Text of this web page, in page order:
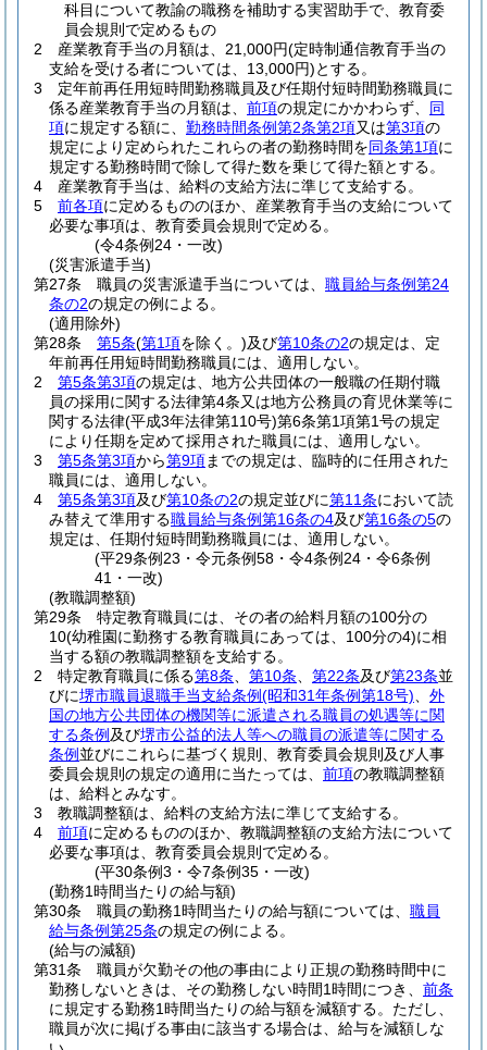
科目について教諭の職務を補助する実習助手で、教育委
員会規則で定めるもの
2
産業教育手当の月額は、21,000円(定時制通信教育手当の
支給を受ける者については、13,000円)とする。
3
定年前再任用短時間勤務職員及び任期付短時間勤務職員に
係る産業教育手当の月額は、 前項の規定にかかわらず、 同
項に規定する額に、 勤務時間条例第2条第2項又は第3項の
規定により定められたこれらの者の勤務時間を同条第1項に
規定する勤務時間で除して得た数を乗じて得た額とする。
4
産業教育手当は、給料の支給方法に準じて支給する。
5
前各項に定めるもののほか、産業教育手当の支給について
必要な事項は、教育委員会規則で定める。
(令4条例24・一改)
(災害派遣手当)
第27条
職員の災害派遣手当については、 職員給与条例第24
条の2の規定の例による。
(適用除外)
第28条
第5条(第1項を除く。)及び第10条の2の規定は、定
年前再任用短時間勤務職員には、適用しない。
2
第5条第3項の規定は、地方公共団体の一般職の任期付職
員の採用に関する法律第4条又は地方公務員の育児休業等に
関する法律(平成3年法律第110号)第6条第1項第1号の規定
により任期を定めて採用された職員には、適用しない。
3
第5条第3項から第9項までの規定は、臨時的に任用された
職員には、適用しない。
4
第5条第3項及び第10条の2の規定並びに第11条において読
み替えて準用する職員給与条例第16条の4及び第16条の5の
規定は、任期付短時間勤務職員には、適用しない。
(平29条例23・令元条例58・令4条例24・令6条例
41・一改)
(教職調整額)
第29条
特定教育職員には、その者の給料月額の100分の
10(幼稚園に勤務する教育職員にあっては、100分の4)に相
当する額の教職調整額を支給する。
2
特定教育職員に係る第8条 第10条 第22条及び第23条並
びに堺市職員退職手当支給条例(昭和31年条例第18号)
外
国の地方公共団体の機関等に派遣される職員の処遇等に関
する条例 及び堺市公益的法人等への職員の派遣等に関する
条例 並びにこれらに基づく規則、教育委員会規則及び人事
委員会規則の規定の適用に当たっては、 前項の教職調整額
は、給料とみなす。
3
教職調整額は、給料の支給方法に準じて支給する。
4
前項に定めるもののほか、教職調整額の支給方法について
必要な事項は、教育委員会規則で定める。
(平30条例3・令7条例35・一改)
(勤務1時間当たりの給与額)
第30条
職員の勤務1時間当たりの給与額については、 職員
給与条例第25条の規定の例による。
(給与の減額)
第31条
職員が欠勤その他の事由により正規の勤務時間中に
勤務しないときは、その勤務しない時間1時間につき、 前条
に規定する勤務1時間当たりの給与額を減額する。 ただし、
職員が次に掲げる事由に該当する場合は、給与を減額しな